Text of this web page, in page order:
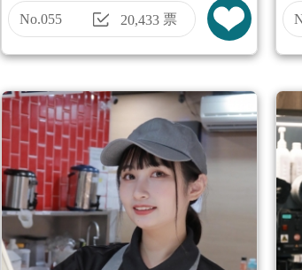
No.055 20,433票